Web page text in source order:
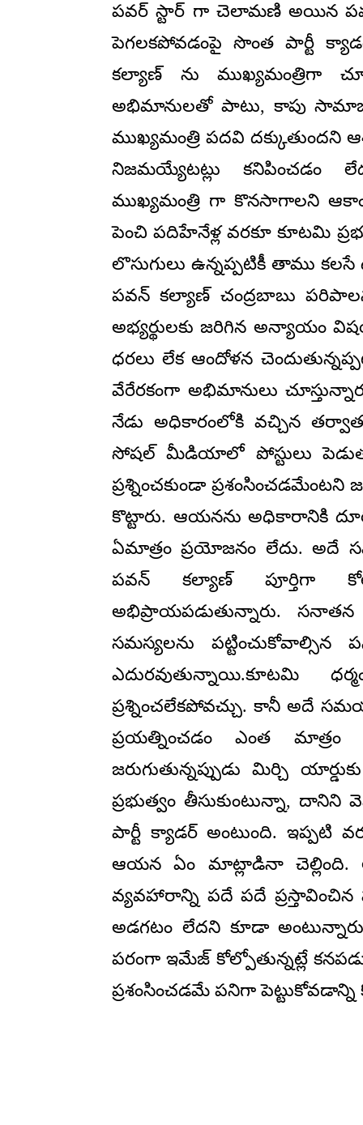
పవర్ స్టార్ గా చెలామణి అయిన
పెగలకపోవడంపై సొంత పార్టీ
కల్యాణ్ ను ముఖ్యమంత్రిగా
అభిమానులతో పాటు, కాపు
ముఖ్యమంత్రి పదవి దక్కుతుందని
నిజమయ్యేటట్లు కనిపించడం
ముఖ్యమంత్రి గా కొనసాగాలని
పెంచి పదిహేనేళ్ల వరకూ కూటమి
లొసుగులు ఉన్నప్పటికీ తాము
పవన్ కల్యాణ్ చంద్రబాబు
అభ్యర్థులకు జరిగిన అన్యాయం
ధరలు లేక ఆందోళన
వేరేరకంగా అభిమానులు
నేడు అధికారంలోకి వచ్చిన తర్వాత
సోషల్ మీడియాలో పోస్టులు
ప్రశ్నించకుండా ప్రశంసించడమేంటని
కొట్టారు. ఆయనను అధికారానికి
ఏమాత్రం ప్రయోజనం లేదు. అదే
పవన్ కల్యాణ్ పూర్తిగా
అభిప్రాయపడుతున్నారు.
సమస్యలను పట్టించుకోవాల్సిన
ఎదురవుతున్నాయి.కూటమి
ప్రశ్నించలేకపోవచ్చు. కానీ అదే
ప్రయత్నించడం ఎంత
జరుగుతున్నప్పుడు మిర్చి
ప్రభుత్వం తీసుకుంటున్నా,
పార్టీ క్యాడర్ అంటుంది. ఇప్పటి
ఆయన ఏం మాట్లాడినా చెల్లింది.
వ్యవహారాన్ని పదే పదే
అడగటం లేదని కూడా
పరంగా ఇమేజ్ కోల్పోతున్నట్లే
ప్రశంసించడమే పనిగా పెట్టుకోవడాన్ని